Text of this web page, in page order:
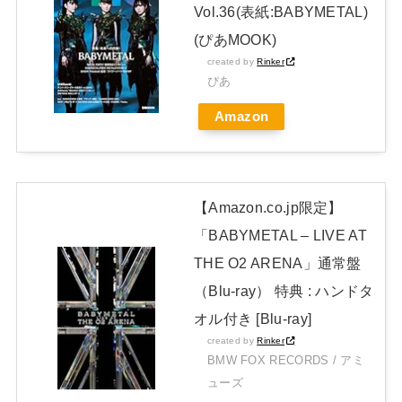
でたまらん」の声【画像】 NEW!
日本独自企画・限定生産盤「METAL FORTH (DELUXE
JAPAN EDITION)」着弾
【BABYMETAL】METAL FORTH DELUXE JAPAN EDITION
Vol.36(表紙:BABYMETAL)
(ぴあMOOK)
created byRinker
ぴあ
Amazon
【Amazon.co.jp限定】
「BABYMETAL – LIVE AT
THE O2 ARENA」通常盤
（Blu-ray） 特典 : ハンドタ
オル付き [Blu-ray]
created byRinker
BMW FOX RECORDS / アミ
ューズ